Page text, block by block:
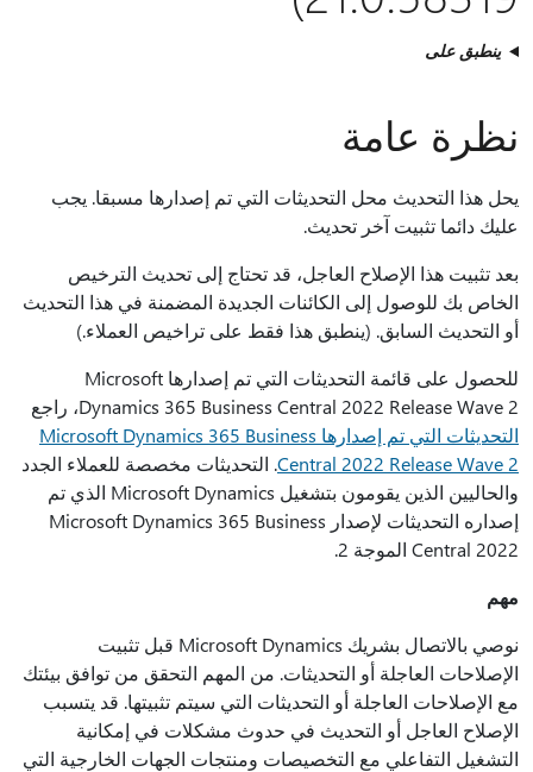
ينطبق على
نظرة عامة
يحل هذا التحديث محل التحديثات التي تم إصدارها مسبقا. يجب
عليك دائما تثبيت آخر تحديث.
بعد تثبيت هذا الإصلاح العاجل، قد تحتاج إلى تحديث الترخيص
الخاص بك للوصول إلى الكائنات الجديدة المضمنة في هذا التحديث
أو التحديث السابق. (ينطبق هذا فقط على تراخيص العملاء.)
للحصول على قائمة التحديثات التي تم إصدارها Microsoft
Dynamics 365 Business Central 2022 Release Wave 2، راجع
التحديثات التي تم إصدارها Microsoft Dynamics 365 Business
Central 2022 Release Wave 2. التحديثات مخصصة للعملاء الجدد
والحاليين الذين يقومون بتشغيل Microsoft Dynamics الذي تم
إصداره التحديثات لإصدار Microsoft Dynamics 365 Business
Central 2022 الموجة 2.
مهم
نوصي بالاتصال بشريك Microsoft Dynamics قبل تثبيت
الإصلاحات العاجلة أو التحديثات. من المهم التحقق من توافق بيئتك
مع الإصلاحات العاجلة أو التحديثات التي سيتم تثبيتها. قد يتسبب
الإصلاح العاجل أو التحديث في حدوث مشكلات في إمكانية
التشغيل التفاعلي مع التخصيصات ومنتجات الجهات الخارجية التي